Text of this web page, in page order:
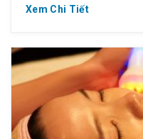
“best-seller” tại
Xem Chi Tiết